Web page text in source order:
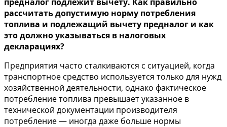
рассчитать допустимую норму потребления
топлива и подлежащий вычету предналог и как
это должно указываться в налоговых
декларациях?
Предприятия часто сталкиваются с ситуацией, когда
транспортное средство используется только для нужд
хозяйственной деятельности, однако фактическое
потребление топлива превышает указанное в
технической документации производителя
потребление — иногда даже больше нормы